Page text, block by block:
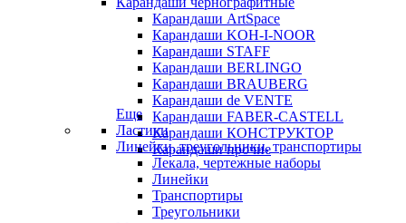
Карандаши ArtSpace
Карандаши KOH-I-NOOR
Карандаши STAFF
Карандаши BERLINGO
Карандаши BRAUBERG
Карандаши de VENTE
Карандаши FABER-CASTELL
Карандаши КОНСТРУКТОР
Карандаши прочие
Еще
Ластики
Линейки, треугольники, транспортиры
Лекала, чертежные наборы
Линейки
Транспортиры
Треугольники